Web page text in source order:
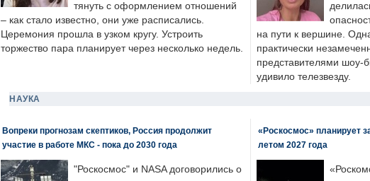
тянуть с оформлением отношений
– как стало известно, они уже расписались.
Церемония прошла в узком кругу. Устроить
торжество пара планирует через несколько недель.
на пути к вершине.
практически
представителями шоу-
удивило телезвезду.
НАУКА
Вопреки прогнозам скептиков, Россия продолжит
участие в работе МКС - пока до 2030 года
"Роскосмос" и NASA договорились о
«Роскосмос» планирует
летом 2027 года